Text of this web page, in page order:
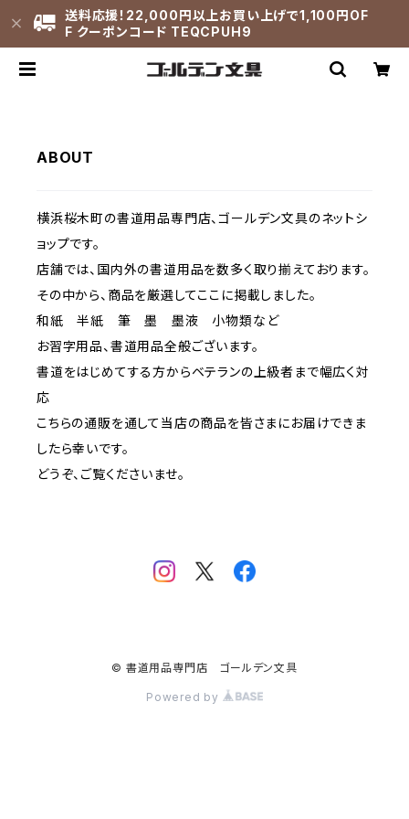
送料応援！22,000円以上お買い上げで1,100円OF
F クーポンコード TEQCPUH9
ABOUT
横浜桜木町の書道用品専門店、ゴールデン文具のネットシ
ョップです。
店舗では、国内外の書道用品を数多く取り揃えております。
その中から、商品を厳選してここに掲載しました。
和紙 半紙 筆 墨 墨液 小物類など
お習字用品、書道用品全般ございます。
書道をはじめてする方からベテランの上級者まで幅広く対
応
こちらの通販を通して当店の商品を皆さまにお届けできま
したら幸いです。
どうぞ、ご覧くださいませ。
© 書道用品専門店 ゴールデン文具
Powered by